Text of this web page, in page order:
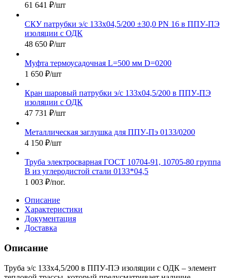
61 641 ₽/шт
СКУ патрубки э/с 133х04,5/200 ±30,0 PN 16 в ППУ-ПЭ
изоляции с ОДК
48 650 ₽/шт
Муфта термоусадочная L=500 мм D=0200
1 650 ₽/шт
Кран шаровый патрубки э/с 133х04,5/200 в ППУ-ПЭ
изоляции с ОДК
47 731 ₽/шт
Металлическая заглушка для ППУ-Пэ 0133/0200
4 150 ₽/шт
Труба электросварная ГОСТ 10704-91, 10705-80 группа
В из углеродистой стали 0133*04,5
1 003 ₽/пог.
Описание
Характеристики
Документация
Доставка
Описание
Труба э/с 133х4,5/200 в ППУ-ПЭ изоляции с ОДК – элемент